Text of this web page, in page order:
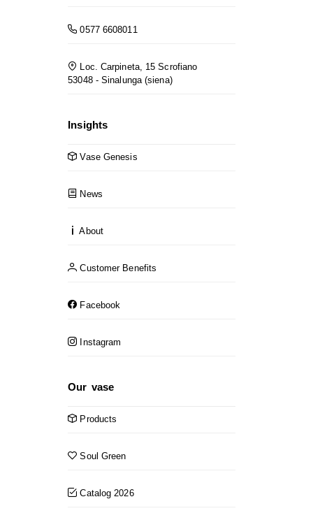
0577 6608011
Loc. Carpineta, 15 Scrofiano
53048 - Sinalunga (siena)
Insights
Vase Genesis
News
About
Customer Benefits
Facebook
Instagram
Our vase
Products
Soul Green
Catalog 2026